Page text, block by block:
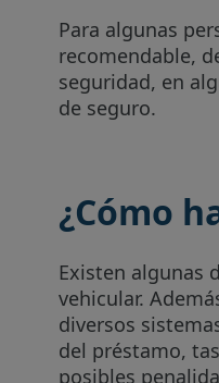
Para algunas
recomendable,
seguridad, en
de seguro.
¿Cómo
Existen algunas
vehicular.
diversos
del préstamo,
posibles